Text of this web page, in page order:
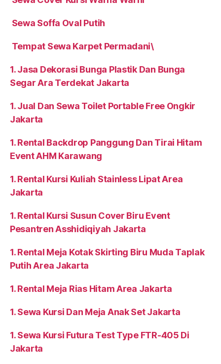
Sewa Soffa Oval Putih
Tempat Sewa Karpet Permadani\
1. Jasa Dekorasi Bunga Plastik Dan Bunga
Segar Ara Terdekat Jakarta
1. Jual Dan Sewa Toilet Portable Free Ongkir
Jakarta
1. Rental Backdrop Panggung Dan Tirai Hitam
Event AHM Karawang
1. Rental Kursi Kuliah Stainless Lipat Area
Jakarta
1. Rental Kursi Susun Cover Biru Event
Pesantren Asshidiqiyah Jakarta
1. Rental Meja Kotak Skirting Biru Muda Taplak
Putih Area Jakarta
1. Rental Meja Rias Hitam Area Jakarta
1. Sewa Kursi Dan Meja Anak Set Jakarta
1. Sewa Kursi Futura Test Type FTR-405 Di
Jakarta